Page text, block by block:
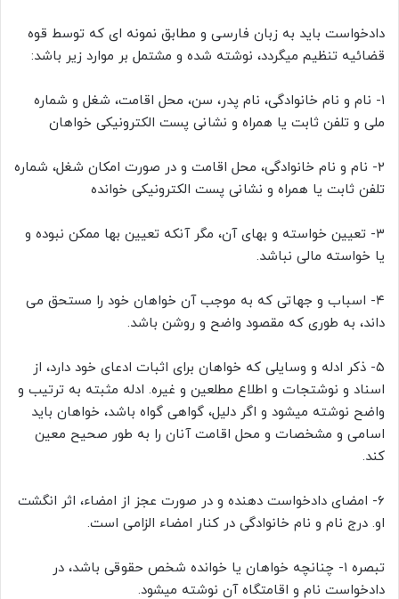
دادخواست باید به زبان فارسی و مطابق نمونه ای که توسط قوه
قضائیه تنظیم میگردد، نوشته شده و مشتمل بر موارد زیر باشد:
۱- نام و نام خانوادگی، نام پدر، سن، محل اقامت، شغل و شماره
ملی و تلفن ثابت یا همراه و نشانی پست الکترونیکی خواهان
۲- نام و نام خانوادگی، محل اقامت و در صورت امکان شغل، شماره
تلفن ثابت یا همراه و نشانی پست الکترونیکی خوانده
۳- تعیین خواسته و بهای آن، مگر آنکه تعیین بها ممکن نبوده و
یا خواسته مالی نباشد.
۴- اسباب و جهاتی که به موجب آن خواهان خود را مستحق می
داند، به طوری که مقصود واضح و روشن باشد.
۵- ذکر ادله و وسایلی که خواهان برای اثبات ادعای خود دارد، از
اسناد و نوشتجات و اطلاع مطلعین و غیره. ادله مثبته به ترتیب و
واضح نوشته میشود و اگر دلیل، گواهی گواه باشد، خواهان باید
اسامی و مشخصات و محل اقامت آنان را به طور صحیح معین
کند.
۶- امضای دادخواست دهنده و در صورت عجز از امضاء، اثر انگشت
او. درج نام و نام خانوادگی در کنار امضاء الزامی است.
تبصره ۱- چنانچه خواهان یا خوانده شخص حقوقی باشد، در
دادخواست نام و اقامتگاه آن نوشته میشود.